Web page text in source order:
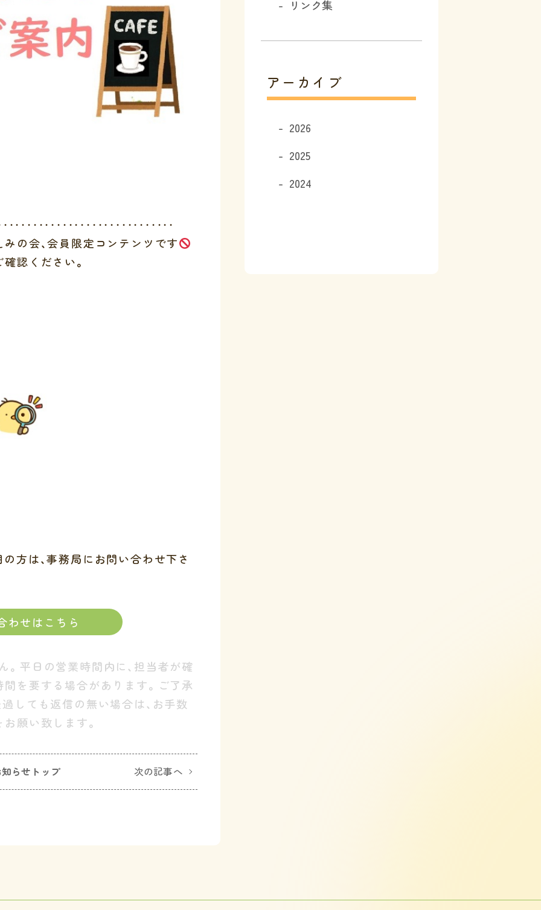
・・・・・・・・・・・・・・・・・・・・・・・・・・・・
の会、会員限定コンテンツです
確認ください。
方は、事務局にお問い合わせ下さ
わせはこちら
平日の営業時間内に、担当者が確
を要する場合があります。ご了承
しても返信の無い場合は、お手数
願い致します。
知らせトップ 次の記事へ
リンク集
アーカイブ
2026
2025
2024